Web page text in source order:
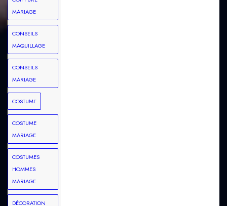
MARIAGE
CONSEILS
MAQUILLAGE
CONSEILS
MARIAGE
COSTUME
COSTUME
MARIAGE
COSTUMES
HOMMES
MARIAGE
DÉCORATION